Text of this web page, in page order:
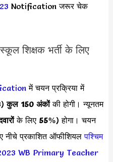
Notification जरूर चेक
शिक्षक भर्ती के लिए
में चयन प्रक्रिया में
कुल 150 अंकोंकी होगी। न्यूनतम
के लिए55%) होगा। चयन
नीचे प्रकाशित ऑफीशियलपश्चिम
WB Primary Teacher